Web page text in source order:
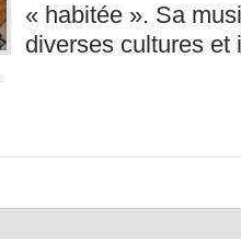
« habitée ». Sa
diverses cultures et